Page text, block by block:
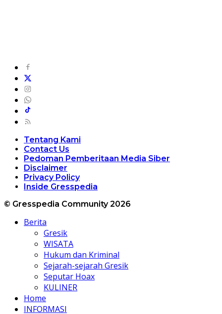
Tentang Kami
Contact Us
Pedoman Pemberitaan Media Siber
Disclaimer
Privacy Policy
Inside Gresspedia
© Gresspedia Community 2026
Berita
Gresik
WISATA
Hukum dan Kriminal
Sejarah-sejarah Gresik
Seputar Hoax
KULINER
Home
INFORMASI